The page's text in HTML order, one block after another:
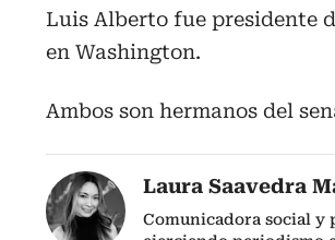
Luis Alberto fue presidente
en Washington.
Ambos son hermanos del
Laura Saavedra
Comunicadora social y